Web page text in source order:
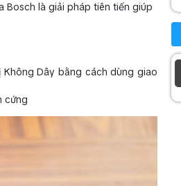
Bosch là giải pháp tiên tiến giúp
Dây bằng cách dùng giao
cứng